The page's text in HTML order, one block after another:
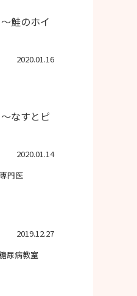
鮭のホイ
2020.01.16
なすとピ
2020.01.14
門医
2019.12.27
尿病教室